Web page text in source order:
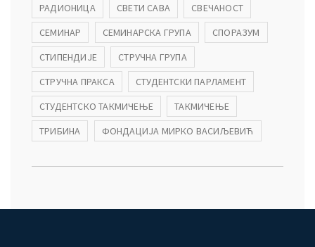
РАДИОНИЦА
СВЕТИ САВА
СВЕЧАНОСТ
СЕМИНАР
СЕМИНАРСКА ГРУПА
СПОРАЗУМ
СТИПЕНДИЈЕ
СТРУЧНА ГРУПА
СТРУЧНА ПРАКСА
СТУДЕНТСКИ ПАРЛАМЕНТ
СТУДЕНТСКО ТАКМИЧЕЊЕ
ТАКМИЧЕЊЕ
ТРИБИНА
ФОНДАЦИЈА МИРКО ВАСИЉЕВИЋ